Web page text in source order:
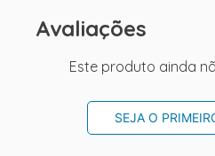
Avaliações
Este produto ainda
SEJA O